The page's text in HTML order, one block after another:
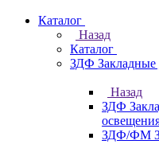
Каталог
Назад
Каталог
ЗДФ Закладные
Назад
ЗДФ
ЗДФ/ФМ